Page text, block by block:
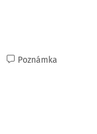
Poznámka